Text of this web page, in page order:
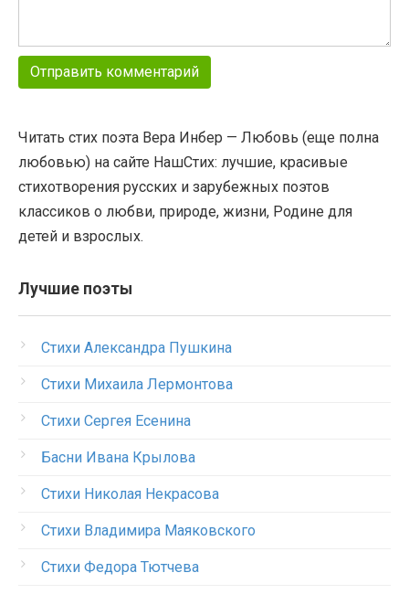
Читать стих поэта Вера Инбер — Любовь (еще полна
любовью) на сайте НашСтих: лучшие, красивые
стихотворения русских и зарубежных поэтов
классиков о любви, природе, жизни, Родине для
детей и взрослых.
Лучшие поэты
Стихи Александра Пушкина
Стихи Михаила Лермонтова
Стихи Сергея Есенина
Басни Ивана Крылова
Стихи Николая Некрасова
Стихи Владимира Маяковского
Стихи Федора Тютчева